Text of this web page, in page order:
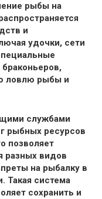
рыбы на
и
удочки, сети
ловлю рыбы и
службами
рыбных ресурсов
позволяет
разных видов
на рыбалку в
Такая система
сохранить и